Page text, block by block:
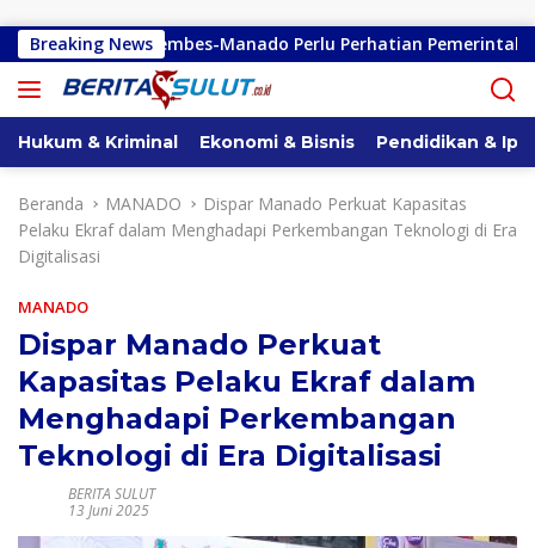
Breaking News
Kembes-Manado Perlu Perhatian Pemerintah
Hukum & Kriminal Ekonomi & Bisnis Pendidikan &
Beranda MANADO
Dispar Manado Perkuat Kapasitas
Pelaku Ekraf dalam Menghadapi Perkembangan Teknologi di Era
Digitalisasi
MANADO
Dispar Manado Perkuat
Kapasitas Pelaku Ekraf dalam
Menghadapi Perkembangan
Teknologi di Era Digitalisasi
BERITA SULUT
13 Juni 2025